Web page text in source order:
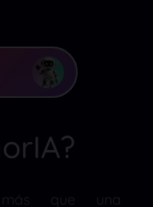
que una